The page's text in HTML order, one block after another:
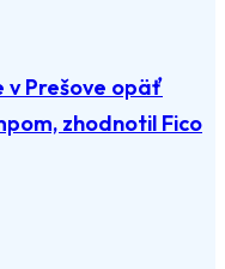
v Prešove opäť
zhodnotil Fico